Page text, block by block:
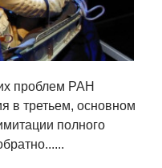
проблем РАН
в третьем, основном
полного